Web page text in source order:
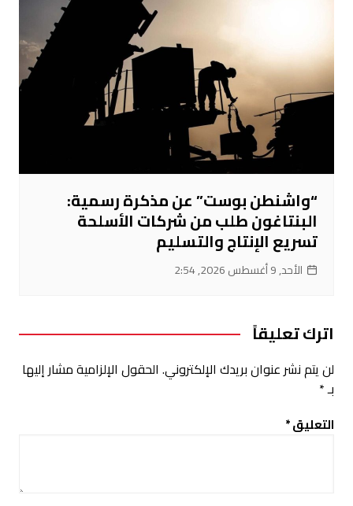
“واشنطن بوست” عن مذكرة رسمية:
البنتاغون طلب من شركات الأسلحة
تسريع الإنتاج والتسليم
الأحد, 9 أغسطس 2026, 2:54
اترك تعليقاً
لن يتم نشر عنوان بريدك الإلكتروني. الحقول الإلزامية مشار إليها
بـ*
التعليق*